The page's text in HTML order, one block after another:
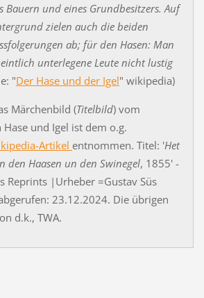
Bauern und eines Grundbesitzers. Auf
zielen auch die beiden
ab; für den Hasen: Man
unterlegene Leute nicht lustig
"Der Hase und der Igel" wikipedia)
Märchenbild (Titelbild) vom
und Igel ist dem o.g.
Artikel entnommen. Titel: 'Het
den Haasen un den Swinegel, 1855' -
Reprints |Urheber =Gustav Süs
23.12.2024. Die übrigen
d.k., TWA.